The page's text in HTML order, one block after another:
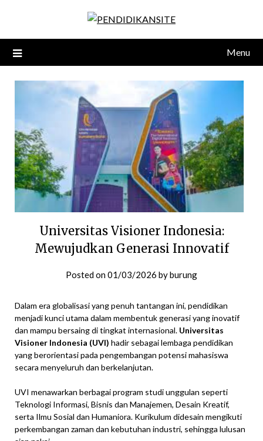
content
Menu
Universitas Visioner Indonesia:
Mewujudkan Generasi Innovatif
Posted on01/03/2026 byburung
Dalam era globalisasi yang penuh tantangan ini, pendidikan
menjadi kunci utama dalam membentuk generasi yang inovatif
dan mampu bersaing di tingkat internasional. Universitas
Visioner Indonesia (UVI) hadir sebagai lembaga pendidikan
yang berorientasi pada pengembangan potensi mahasiswa
secara menyeluruh dan berkelanjutan.
UVI menawarkan berbagai program studi unggulan seperti
Teknologi Informasi, Bisnis dan Manajemen, Desain Kreatif,
serta Ilmu Sosial dan Humaniora. Kurikulum didesain mengikuti
perkembangan zaman dan kebutuhan industri, sehingga lulusan